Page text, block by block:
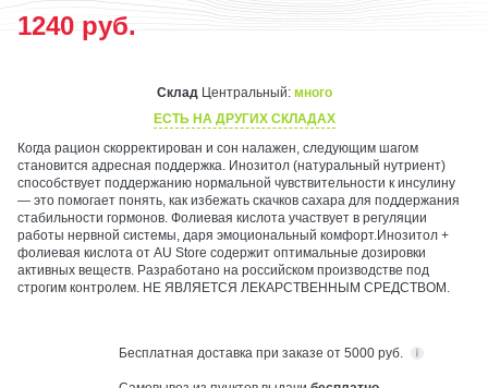
Когда рацион скорректирован и сон налажен, следующим шагом
становится адресная поддержка. Инозитол (натуральный нутриент)
способствует поддержанию нормальной чувствительности к инсулину
— это помогает понять, как избежать скачков сахара для поддержания
стабильности гормонов. Фолиевая кислота участвует в регуляции
работы нервной системы, даря эмоциональный комфорт.Инозитол +
фолиевая кислота от AU Store содержит оптимальные дозировки
активных веществ. Разработано на российском производстве под
строгим контролем. НЕ ЯВЛЯЕТСЯ ЛЕКАРСТВЕННЫМ СРЕДСТВОМ.
1240 руб.
Склад Центральный: много
ЕСТЬ НА ДРУГИХ СКЛАДАХ
Бесплатная доставка при заказе от 5000 руб.